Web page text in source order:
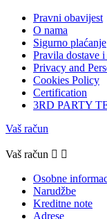
Pravni obavijest
O nama
Sigurno plaćanje
Pravila dostave i
Privacy and
Cookies Policy
Certification
3RD PARTY
Vaš račun
Vaš račun  
Osobne
Narudžbe
Kreditne note
Adrese